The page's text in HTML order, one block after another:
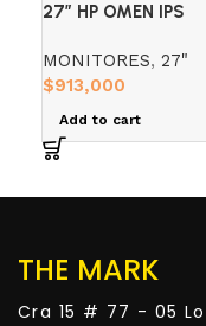
27″ HP OMEN IPS
MONITORES, 27"
$913,000
Add to cart
THE MARK
Cra 15 # 77 - 05